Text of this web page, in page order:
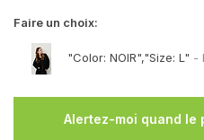
Faire un choix:
"Color: NOIR","Size: L" -
Alertez-moi quand le